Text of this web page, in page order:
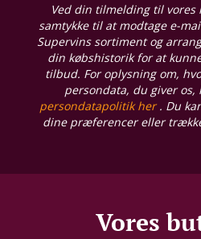
Ved din tilmelding til vores
samtykke til at modtage e-
Supervins sortiment og
din købshistorik for at
tilbud. For oplysning om,
persondata, du giver
persondatapolitik her. Du
dine præferencer eller
Vores